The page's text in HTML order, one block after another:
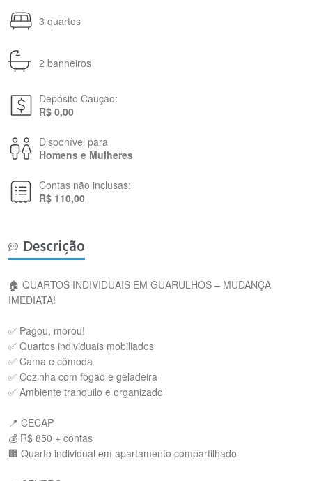
3 quartos
2 banheiros
Depósito Caução:
R$ 0,00
Disponível para
Homens e Mulheres
Contas não inclusas:
R$ 110,00
Descrição
🏠 QUARTOS INDIVIDUAIS EM GUARULHOS – MUDANÇA
IMEDIATA!
✅ Pagou, morou!
✅ Quartos individuais mobiliados
✅ Cama e cômoda
✅ Cozinha com fogão e geladeira
✅ Ambiente tranquilo e organizado
📍 CECAP
💰 R$ 850 + contas
🏢 Quarto individual em apartamento compartilhado